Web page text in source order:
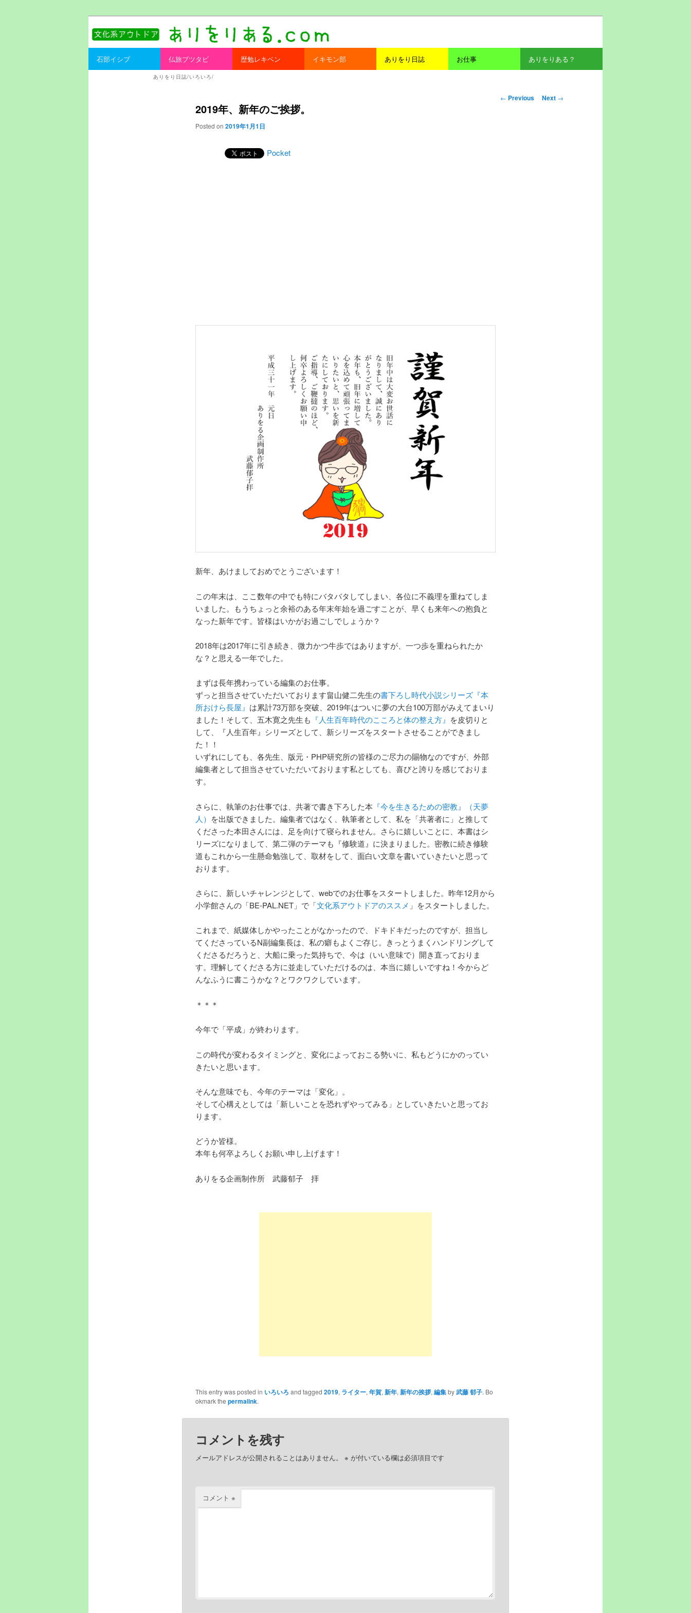
ありをりある.com
書を持ってそとへ出よう。
Main menu
Skip to primary content
Skip to secondary content
石部イシブ 仏旅ブツタビ 歴勉レキベン イキモン部 ありをり日誌 お仕事 ありをりある？
ありをり日誌/いろいろ/
Post navigation
← Previous Next →
2019年、新年のご挨拶。
Posted on 2019年1月1日
Pocket
新年、あけましておめでとうございます！
この年末は、ここ数年の中でも特にバタバタしてしまい、各位に不義理を重ねてしま
いました。もうちょっと余裕のある年末年始を過ごすことが、早くも来年への抱負と
なった新年です。皆様はいかがお過ごしでしょうか？
2018年は2017年に引き続き、微力かつ牛歩ではありますが、一つ歩を重ねられたか
な？と思える一年でした。
まずは長年携わっている編集のお仕事。
ずっと担当させていただいております畠山健二先生の書下ろし時代小説シリーズ『本
所おけら長屋』 は累計73万部を突破、2019年はついに夢の大台100万部がみえてまいり
ました！そして、五木寛之先生も 『人生百年時代のこころと体の整え方』 を皮切りと
して、『人生百年』シリーズとして、新シリーズをスタートさせることができまし
た！！
いずれにしても、各先生、版元・PHP研究所の皆様のご尽力の賜物なのですが、外部
編集者として担当させていただいております私としても、喜びと誇りを感じておりま
す。
さらに、執筆のお仕事では、共著で書き下ろした本 『今を生きるための密教』（天夢
人） を出版できました。編集者ではなく、執筆者として、私を「共著者に」と推して
くださった本田さんには、足を向けて寝られません。さらに嬉しいことに、本書はシ
リーズになりまして、第二弾のテーマも『修験道』に決まりました。密教に続き修験
道もこれから一生懸命勉強して、取材をして、面白い文章を書いていきたいと思って
おります。
さらに、新しいチャレンジとして、webでのお仕事をスタートしました。昨年12月から
小学館さんの「BE-PAL.NET」で「文化系アウトドアのススメ 」をスタートしました。
これまで、紙媒体しかやったことがなかったので、ドキドキだったのですが、担当し
てくださっているN副編集長は、私の癖もよくご存じ。きっとうまくハンドリングして
くださるだろうと、大船に乗った気持ちで、今は（いい意味で）開き直っておりま
す。理解してくださる方に並走していただけるのは、本当に嬉しいですね！今からど
んなふうに書こうかな？とワクワクしています。
＊＊＊
今年で「平成」が終わります。
この時代が変わるタイミングと、変化によっておこる勢いに、私もどうにかのってい
きたいと思います。
そんな意味でも、今年のテーマは「変化」。
そして心構えとしては「新しいことを恐れずやってみる」としていきたいと思ってお
ります。
どうか皆様。
本年も何卒よろしくお願い申し上げます！
ありをる企画制作所 武藤郁子 拝
This entry was posted in いろいろ and tagged 2019, ライター, 年賀, 新年, 新年の挨拶, 編集by武藤 郁子. Bo
okmark the permalink.
コメントを残す
メールアドレスが公開されることはありません。 ※ が付いている欄は必須項目です
コメント ※